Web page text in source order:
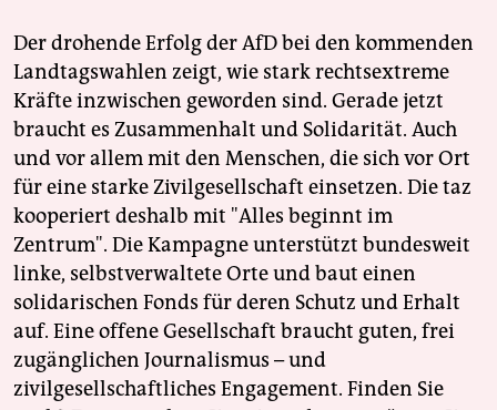
Der drohende Erfolg der AfD bei den kommenden
Landtagswahlen zeigt, wie stark rechtsextreme
Kräfte inzwischen geworden sind. Gerade jetzt
braucht es Zusammenhalt und Solidarität. Auch
und vor allem mit den Menschen, die sich vor Ort
für eine starke Zivilgesellschaft einsetzen. Die taz
kooperiert deshalb mit "Alles beginnt im
Zentrum". Die Kampagne unterstützt bundesweit
linke, selbstverwaltete Orte und baut einen
solidarischen Fonds für deren Schutz und Erhalt
auf. Eine offene Gesellschaft braucht guten, frei
zugänglichen Journalismus – und
zivilgesellschaftliches Engagement. Finden Sie